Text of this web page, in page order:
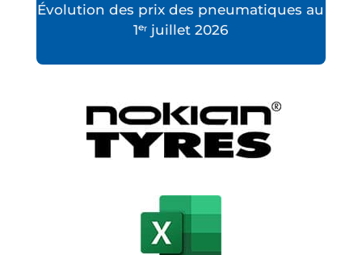
Évolution des prix des pneumatiques au
1ᵉʳ juillet 2026